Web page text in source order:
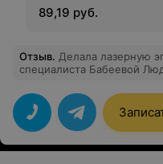
89,19 руб.
Отзыв. Делала лазерную
специалиста Бабеевой
избавиться, так как до
результата не было.
процедуры я была в
действительно волос
медленней. Результатом